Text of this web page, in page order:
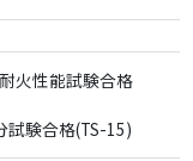
火性能試験合格
試験合格(TS-15)